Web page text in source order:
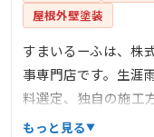
屋根外壁塗装
すまいるーふは、株
事専門店です。生涯
料選定、独自の施工
雨漏りしない住まい
もっと見る